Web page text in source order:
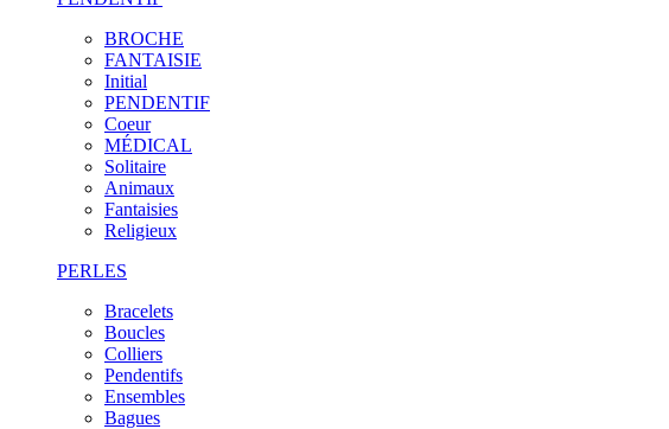
BROCHE
FANTAISIE
Initial
PENDENTIF
Coeur
MÉDICAL
Solitaire
Animaux
Fantaisies
Religieux
PERLES
Bracelets
Boucles
Colliers
Pendentifs
Ensembles
Bagues